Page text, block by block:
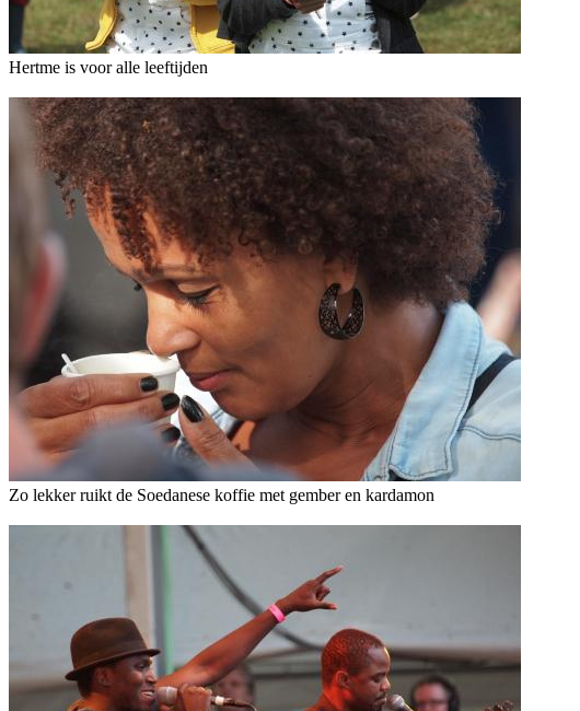
Hertme is voor alle leeftijden
Zo lekker ruikt de Soedanese koffie met gember en kardamon